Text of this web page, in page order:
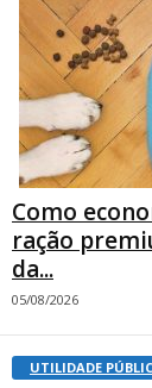
Como
ração
da...
05/08/2026
UTILIDADE